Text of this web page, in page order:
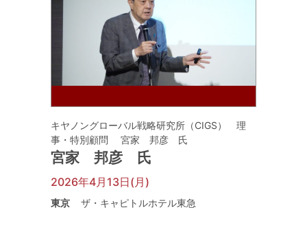
キヤノングローバル戦略研究所（CIGS） 理
事・特別顧問 宮家 邦彦 氏
宮家 邦彦 氏
2026年4月13日(月)
東京 ザ・キャピトルホテル東急